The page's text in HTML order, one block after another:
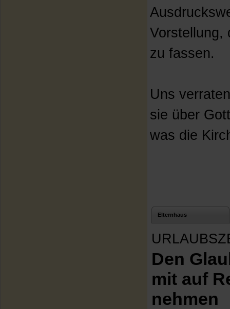
Vorstellung,
zu fassen.
Uns
sie über
was die
Elternhaus
Den
mit auf
nehmen